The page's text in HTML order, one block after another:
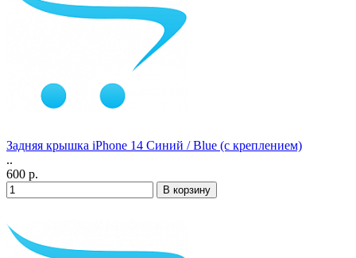
Задняя крышка iPhone 14 Синий / Blue (с креплением)
..
600 р.